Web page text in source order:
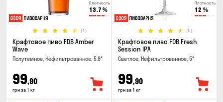
Плотность
13.7 %
(1)
Крафтовое пиво FDB Amber
Wave
Полутемное, Нефильтрованное, 5.9°
99,90
грн за 1 кг
Плотность
12 %
(6)
Крафтовое пиво FDB Fresh
Session IPA
Светлое, Нефильтрованное, 5°
99,90
грн за 1 кг